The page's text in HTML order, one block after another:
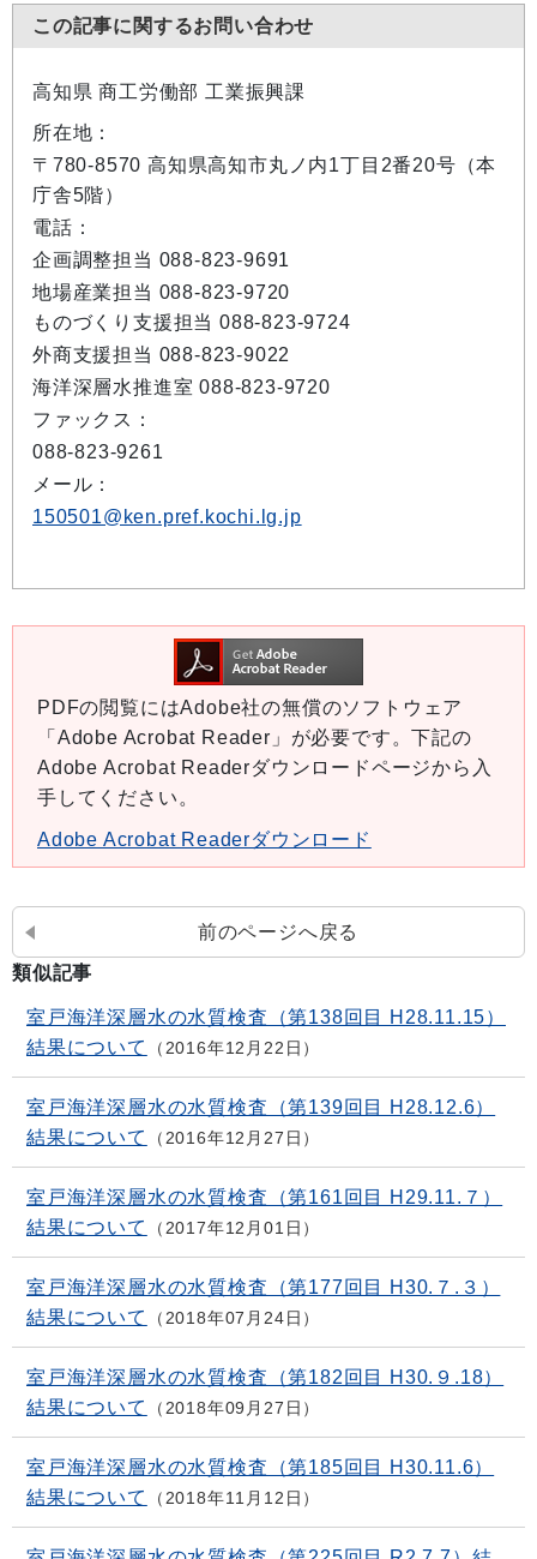
この記事に関するお問い合わせ
高知県 商工労働部 工業振興課
所在地：
〒780-8570 高知県高知市丸ノ内1丁目2番20号（本
庁舎5階）
電話：
企画調整担当 088-823-9691
地場産業担当 088-823-9720
ものづくり支援担当 088-823-9724
外商支援担当 088-823-9022
海洋深層水推進室 088-823-9720
ファックス：
088-823-9261
メール：
150501@ken.pref.kochi.lg.jp
PDFの閲覧にはAdobe社の無償のソフトウェア
「Adobe Acrobat Reader」が必要です。下記の
Adobe Acrobat Readerダウンロードページから入
手してください。
Adobe Acrobat Readerダウンロード
前のページへ戻る
類似記事
室戸海洋深層水の水質検査（第138回目 H28.11.15）
結果について
2016年12月22日
室戸海洋深層水の水質検査（第139回目 H28.12.6）
結果について
2016年12月27日
室戸海洋深層水の水質検査（第161回目 H29.11.７）
結果について
2017年12月01日
室戸海洋深層水の水質検査（第177回目 H30.７.３）
結果について
2018年07月24日
室戸海洋深層水の水質検査（第182回目 H30.９.18）
結果について
2018年09月27日
室戸海洋深層水の水質検査（第185回目 H30.11.6）
結果について
2018年11月12日